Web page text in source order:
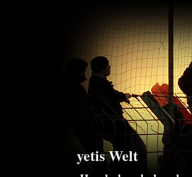
yetis Welt